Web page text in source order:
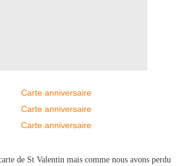
de St Valentin mais comme nous avons perdu